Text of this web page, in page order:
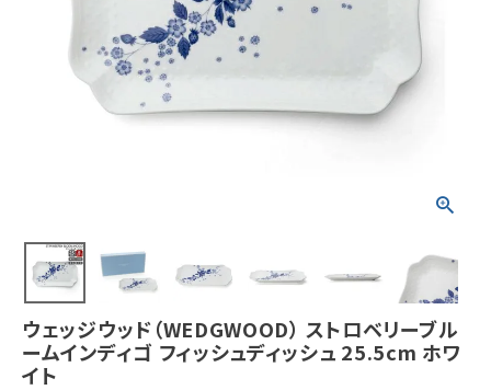
ウェッジウッド（WEDGWOOD） ストロベリーブル
ームインディゴ フィッシュディッシュ 25.5cm ホワ
イト